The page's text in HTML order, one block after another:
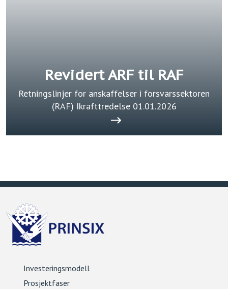
Revidert ARF til RAF
Retningslinjer for anskaffelser i forsvarssektoren
(RAF) Ikrafttredelse 01.01.2026
Investeringsmodell
Prosjektfaser